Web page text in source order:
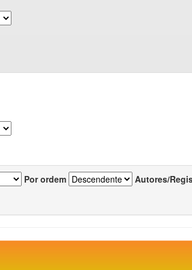
Por ordem Autores/